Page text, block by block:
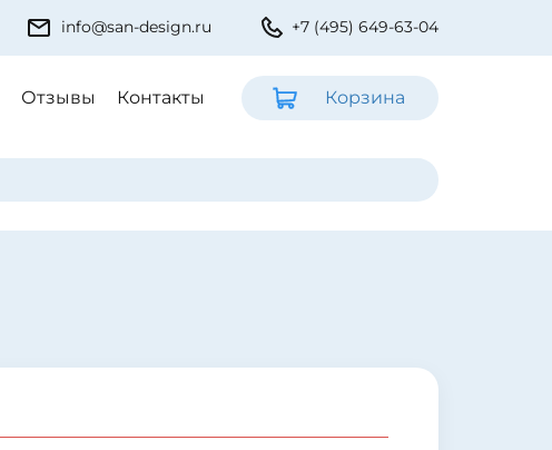
info@san-design.ru +7 (495) 649-63-04
Отзывы Контакты Корзина